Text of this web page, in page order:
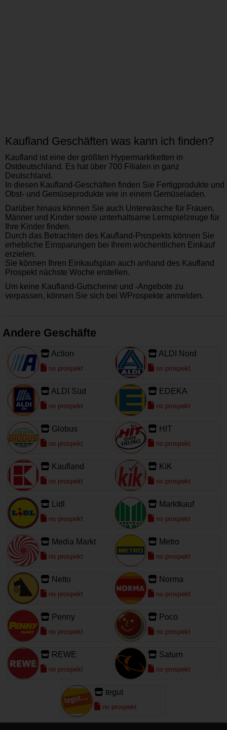
Kaufland Geschäften was kann ich finden?
Kaufland ist eine der größten Hypermarktketten in
Ostdeutschland. Es hat über 700 Filialen in ganz
Deutschland.
In diesen Kaufland-Geschäften finden Sie Fertigprodukte und
Obst- und Gemüseprodukte wie in einem Gemüseladen.
Darüber hinaus können Sie auch Unterwäsche für Frauen,
Männer und Kinder sowie unterhaltsame Lernspielzeuge für
Ihre Kinder finden.
Durch das Betrachten des Kaufland-Prospekts können Sie
erhebliche Einsparungen bei Ihrem wöchentlichen Einkauf
erzielen.
Sie können Ihren Einkaufsplan auch anhand des Kaufland
Prospekt nächste Woche erstellen.
Um keine Kaufland-Gutscheine und -Angebote zu
verpassen, können Sie sich bei WProspekte anmelden.
Andere Geschäfte
Action
no prospekt
ALDI Nord
no prospekt
ALDI Süd
no prospekt
EDEKA
no prospekt
Globus
no prospekt
HIT
no prospekt
Kaufland
no prospekt
KiK
no prospekt
Lidl
no prospekt
Marktkauf
no prospekt
Media Markt
no prospekt
Metro
no prospekt
Netto
no prospekt
Norma
no prospekt
Penny
no prospekt
Poco
no prospekt
REWE
no prospekt
Saturn
no prospekt
tegut
no prospekt